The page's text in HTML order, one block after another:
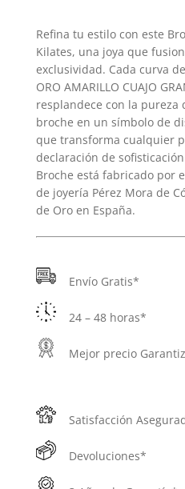
CUAJO
GRANATE
50X15
cantidad
Refina tu estilo con este
Kilates, una joya que
exclusividad. Cada curva
ORO AMARILLO CUAJO
resplandece con la pureza
broche en un símbolo de
que transforma cualquier
declaración de
Broche está fabricado por
de joyería Pérez Mora de
de Oro en España.
Envío Gratis*
24 – 48 horas*
Mejor precio
Satisfacción
Devoluciones*